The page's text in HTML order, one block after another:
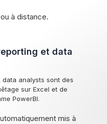
à distance.
et data
analysts sont des
sur Excel et de
PowerBI.
mis à